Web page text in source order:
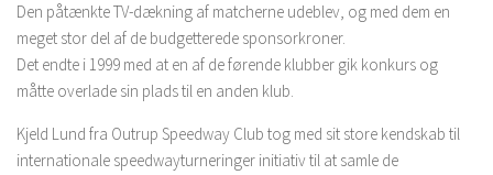
Den påtænkte TV-dækning af matcherne udeblev, og med dem en
meget stor del af de budgetterede sponsorkroner.
Det endte i 1999 med at en af de førende klubber gik konkurs og
måtte overlade sin plads til en anden klub.
Kjeld Lund fra Outrup Speedway Club tog med sit store kendskab til
internationale speedwayturneringer initiativ til at samle de